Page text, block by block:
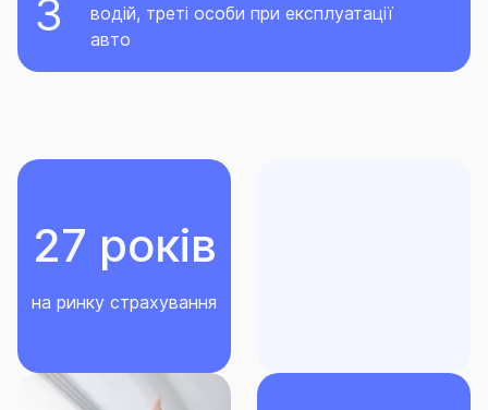
водій, треті особи при експлуатації
авто
27 років
на ринку страхування